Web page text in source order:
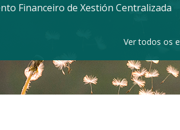
Financeiro de Xestión Centralizada
Ver todos os